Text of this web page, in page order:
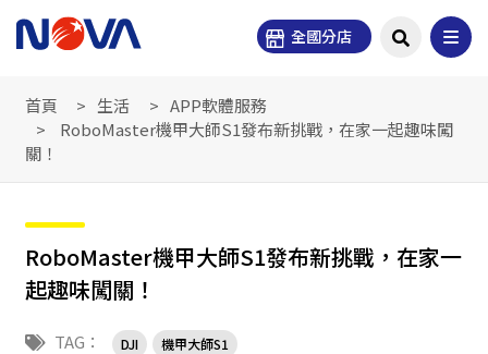
全國分店
首頁 生活
APP軟體服務
RoboMaster機甲大師S1發布新挑戰，在家一起趣味闖
關！
RoboMaster機甲大師S1發布新挑戰，在家一
起趣味闖關！
TAG： DJI 機甲大師S1